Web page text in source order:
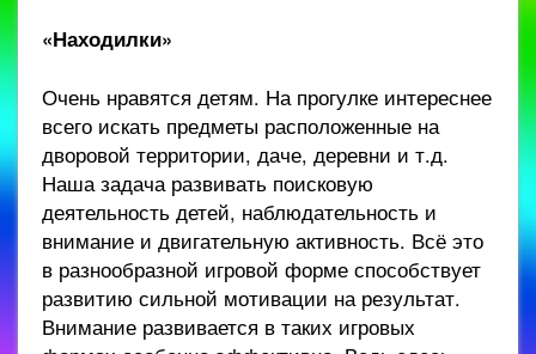
«Находилки»
Очень нравятся детям. На прогулке интереснее
всего искать предметы расположенные на
дворовой территории, даче, деревни и т.д.
Наша задача развивать поисковую
деятельность детей, наблюдательность и
внимание и двигательную активность. Всё это
в разнообразной игровой форме способствует
развитию сильной мотивации на результат.
Внимание развивается в таких игровых